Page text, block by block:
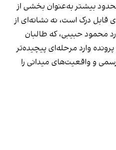
بیشتر به‌عنوان بخشی از
درک است، نه نشانه‌ای از
محمود حبیبی، که طالبان
پرونده وارد مرحله‌ای پیچیده‌تر
و واقعیت‌های میدانی را